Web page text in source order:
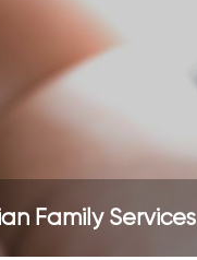
Family Services